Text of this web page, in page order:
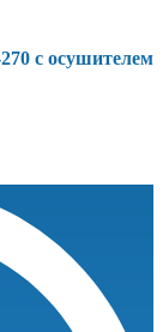
с осушителем